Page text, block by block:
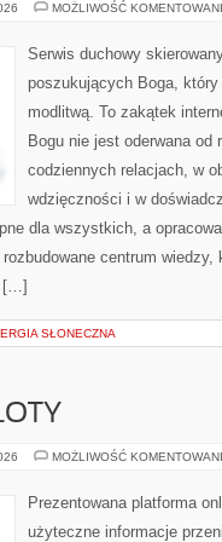
MOŻLIWOŚĆ
Serwis duchowy
poszukujących Boga,
modlitwą. To zakątek
Bogu nie jest oderwana
codziennych relacjach, w
wdzięczności i w
dla wszystkich, a
centrum wiedzy,
[…]
SŁONECZNA
MOŻLIWOŚĆ
Prezentowana platforma
użyteczne informacje